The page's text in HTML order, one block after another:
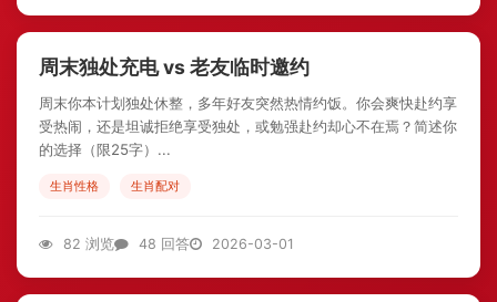
周末独处充电 vs 老友临时邀约
周末你本计划独处休整，多年好友突然热情约饭。你会爽快赴约享
受热闹，还是坦诚拒绝享受独处，或勉强赴约却心不在焉？简述你
的选择（限25字）...
生肖性格 生肖配对
82 浏览 48 回答 2026-03-01